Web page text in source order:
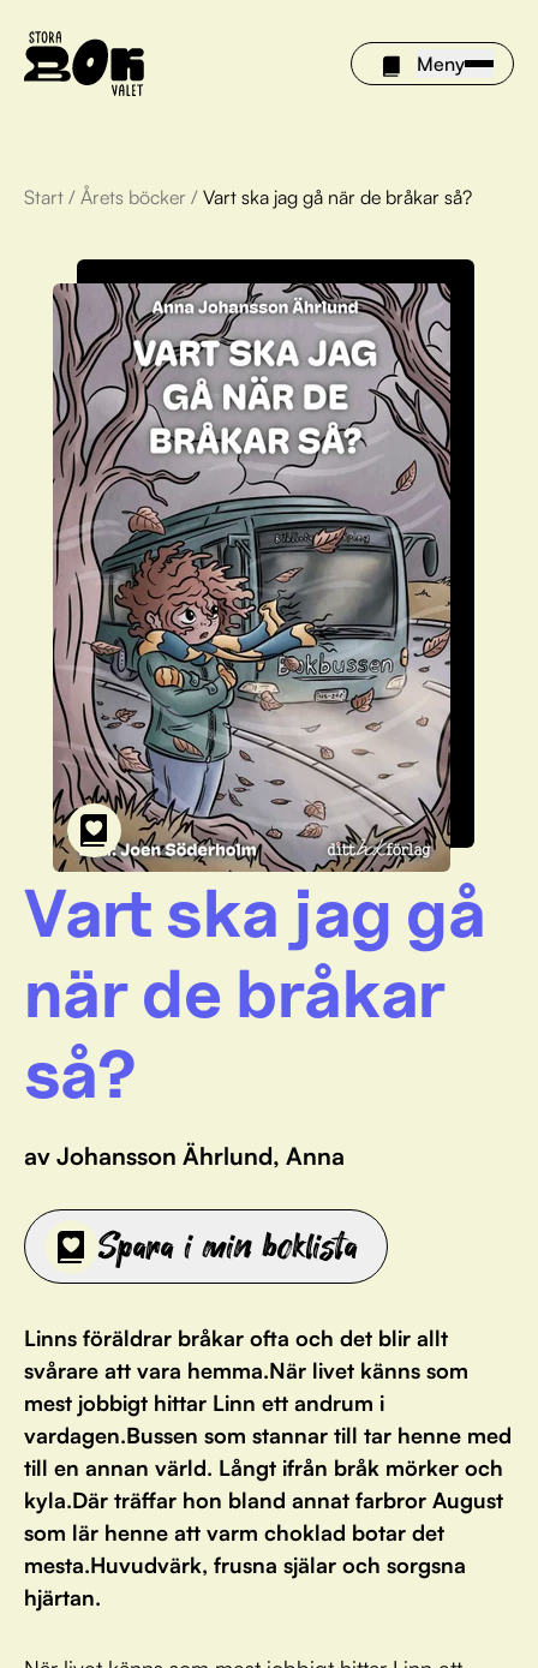
Meny
Årets böcker
Om Stora bokvalet
Olivia tipsar
Vinnare
FAQ
För bibliotek
Start / Årets böcker / Vart ska jag gå när de bråkar så?
Vart ska jag gå
när de bråkar
så?
av Johansson Ährlund, Anna
Spara i min boklista
Linns föräldrar bråkar ofta och det blir allt
svårare att vara hemma.När livet känns som
mest jobbigt hittar Linn ett andrum i
vardagen.Bussen som stannar till tar henne med
till en annan värld. Långt ifrån bråk mörker och
kyla.Där träffar hon bland annat farbror August
som lär henne att varm choklad botar det
mesta.Huvudvärk, frusna själar och sorgsna
hjärtan.